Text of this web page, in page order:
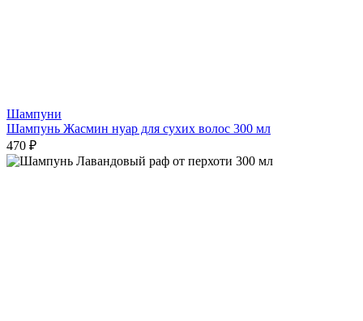
Шампуни
Шампунь Жасмин нуар для сухих волос 300 мл
470 ₽